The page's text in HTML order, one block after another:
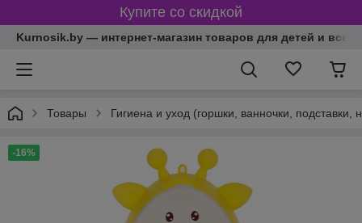
Купите со скидкой
Kurnosik.by — интернет-магазин товаров для детей и всей
Товары Гигиена и уход (горшки, ванночки, подставки,
-16%